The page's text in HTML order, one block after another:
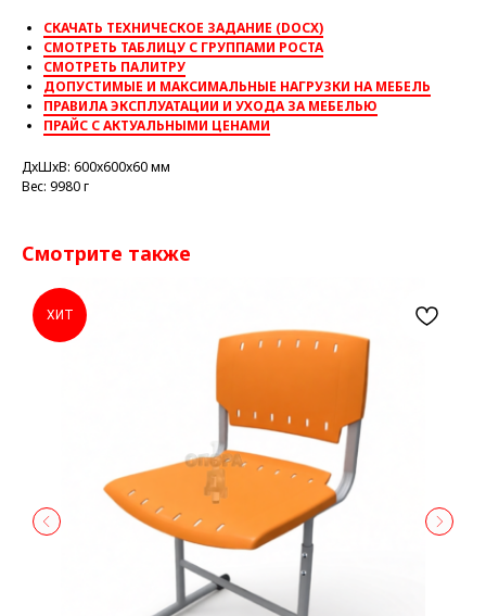
СКАЧАТЬ ТЕХНИЧЕСКОЕ ЗАДАНИЕ (DOCX)
СМОТРЕТЬ ТАБЛИЦУ С ГРУППАМИ РОСТА
СМОТРЕТЬ ПАЛИТРУ
ДОПУСТИМЫЕ И МАКСИМАЛЬНЫЕ НАГРУЗКИ НА МЕБЕЛЬ
ПРАВИЛА ЭКСПЛУАТАЦИИ И УХОДА ЗА МЕБЕЛЬЮ
ПРАЙС С АКТУАЛЬНЫМИ ЦЕНАМИ
ДxШxВ: 600x600x60 мм
Вес: 9980 г
Смотрите также
ХИТ